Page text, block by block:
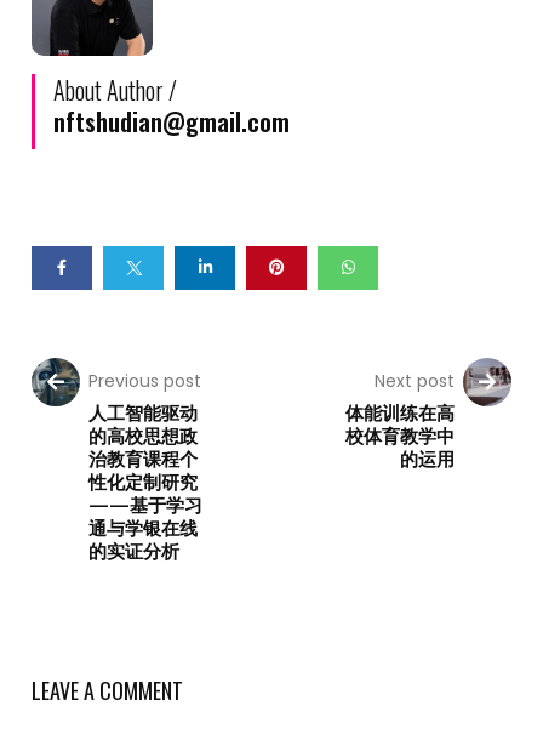
About Author /
nftshudian@gmail.com
Previous post
人工智能驱动
的高校思想政
治教育课程个
性化定制研究
——基于学习
通与学银在线
的实证分析
Next post
体能训练在高
校体育教学中
的运用
LEAVE A COMMENT